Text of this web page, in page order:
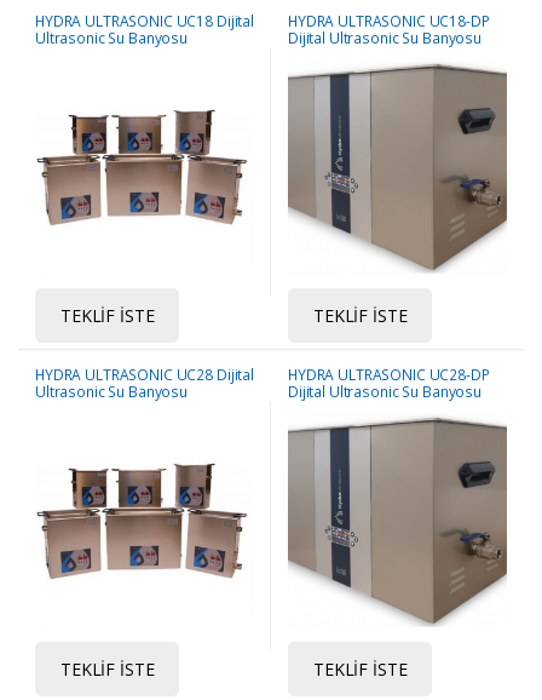
HYDRA ULTRASONIC UC18 Dijital
Ultrasonic Su Banyosu
TEKLIF İSTE
HYDRA ULTRASONIC UC18-DP
Dijital Ultrasonic Su Banyosu
TEKLIF İSTE
HYDRA ULTRASONIC UC28 Dijital
Ultrasonic Su Banyosu
TEKLIF İSTE
HYDRA ULTRASONIC UC28-DP
Dijital Ultrasonic Su Banyosu
TEKLIF İSTE